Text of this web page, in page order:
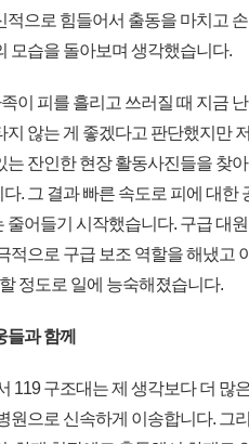
적으로 힘들어서 출동을 마치고
모습을 돌아보며 생각했습니다.
족이 피를 흘리고 쓰러질 때 지금
지 않는 게 좋겠다고 판단했지만
는 잔인한 현장 활동사진들을 찾
. 그 결과 빠른 속도로 피에 대
줄어들기 시작했습니다. 구급 대
적으로 구급 보조 역할을 해냈고
정도로 일에 능숙해졌습니다.
들과 함께
119 구조대는 제 생각보다 더 많
원으로 신속하게 이송합니다. 그